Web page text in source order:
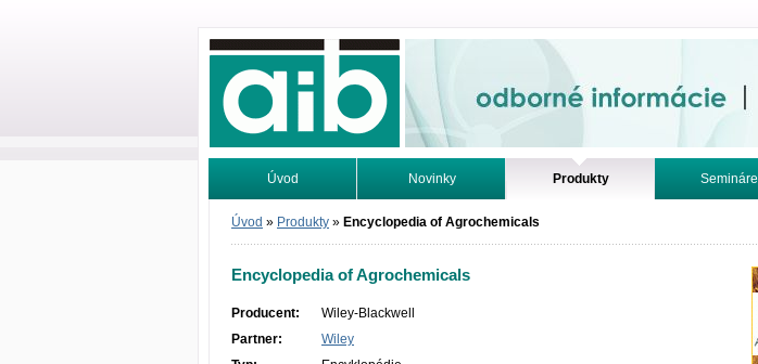
Odborné informácie. Online.
Úvod Novinky Produkty Semináre
Vyhľadávanie Tutoriály
Úvod » Produkty » Encyclopedia of Agrochemicals
Encyclopedia of Agrochemicals
Producent:
Wiley-Blackwell
Partner:
Wiley